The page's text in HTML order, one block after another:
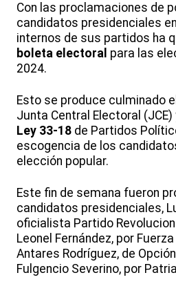
Con las proclamaciones de
candidatos presidenciales
internos de sus partidos ha
boleta electoral para las
2024.
Esto se produce culminado
Junta Central Electoral
Ley 33-18 de Partidos
escogencia de los
elección popular.
Este fin de semana fueron
candidatos presidenciales,
oficialista Partido
Leonel Fernández, por
Antares Rodríguez, de
Fulgencio Severino, por